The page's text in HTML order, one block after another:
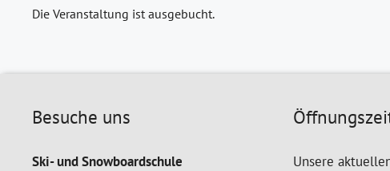
Die Veranstaltung ist ausgebucht.
Besuche uns
Ski- und Snowboardschule
Unsere